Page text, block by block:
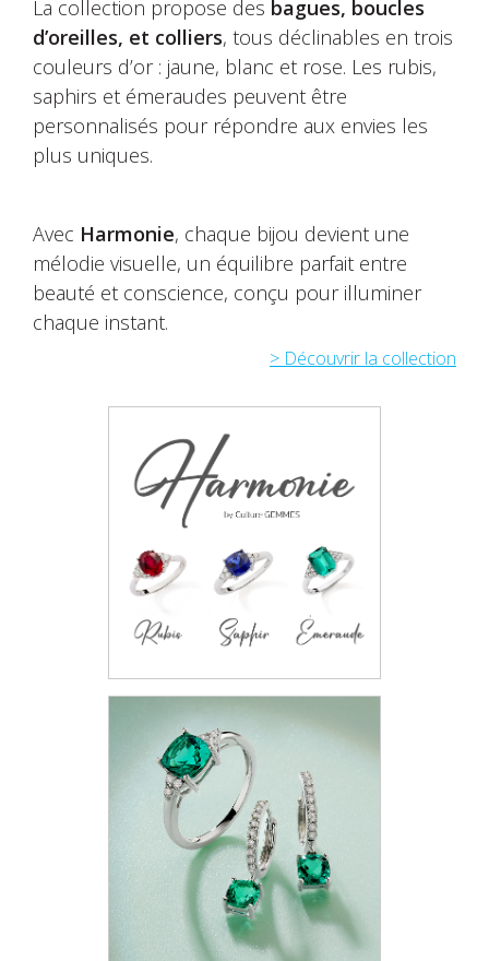
La collection propose des bagues, boucles
d’oreilles, et colliers, tous déclinables en trois
couleurs d’or : jaune, blanc et rose. Les rubis,
saphirs et émeraudes peuvent être
personnalisés pour répondre aux envies les
plus uniques.
Avec Harmonie, chaque bijou devient une
mélodie visuelle, un équilibre parfait entre
beauté et conscience, conçu pour illuminer
chaque instant.
> Découvrir la collection